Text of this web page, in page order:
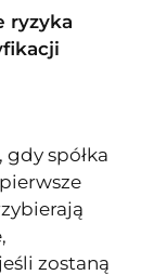
ryzyka
spółka
zostaną